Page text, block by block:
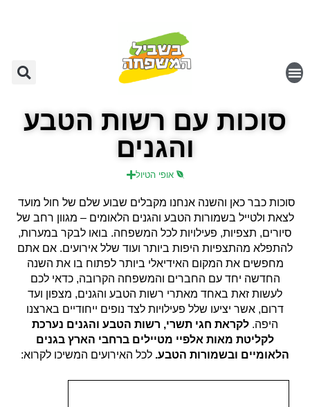
סוכות עם רשות הטבע
והגנים
אופי הטיול
סוכות כבר כאן והשנה אנחנו מקבלים שבוע שלם של חול מועד
לצאת ולטייל בשמורות הטבע והגנים הלאומים – מגוון רחב של
סיורים, תצפיות, פעילויות לכל המשפחה. בואו לבקר במערות,
להתפלא מהתצפיות היפות ביותר ועוד שלל אירועים. אם אתם
מחפשים את המקום האידיאלי ביותר לפתוח בו את השנה
החדשה יחד עם החברים והמשפחה הקרובה, כדאי לכם
לעשות זאת באחד מאתרי רשות הטבע והגנים, מצפון ועד
דרום, אשר יציעו שלל פעילויות לצד נופים ייחודיים בארצנו
היפה. לקראת חגי תשרי, רשות הטבע והגנים נערכת
לקליטת מאות אלפיי מטיילים ברחבי הארץ בגנים
הלאומיים ובשמורות הטבע. לכל האירועים המשיכו לקרוא: